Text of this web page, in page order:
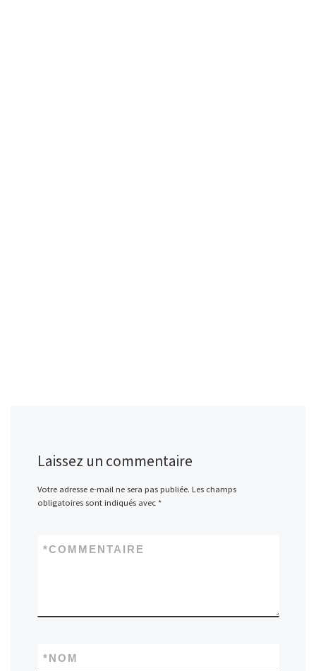
Laissez un commentaire
Votre adresse e-mail ne sera pas publiée. Les champs
obligatoires sont indiqués avec *
COMMENTAIRE
*
NOM
*